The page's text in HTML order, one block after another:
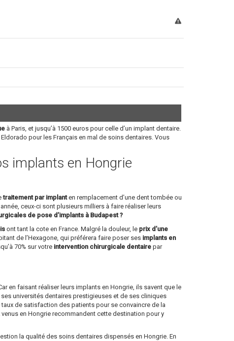
à Paris, et jusqu’à 1500 euros pour celle d’un implant dentaire.
pour les Français en mal de soins dentaires. Vous
implants en Hongrie
traitement par implanten remplacement d’une dent tombée ou
ceux-ci sont plusieurs milliers à faire réaliser leurs
de pose d’implants à Budapest ?
ont tant la cote en France. Malgré la douleur, le prix d’une
de l’Hexagone, qui préférera faire poser ses implants en
70% sur votre intervention chirurgicale dentaire par
en faisant réaliser leurs implants en Hongrie, ils savent que le
universités dentaires prestigieuses et de ses cliniques
taux de satisfaction des patients pour se convaincre de la
en Hongrie recommandent cette destination pour y
la qualité des soins dentaires dispensés en Hongrie. En